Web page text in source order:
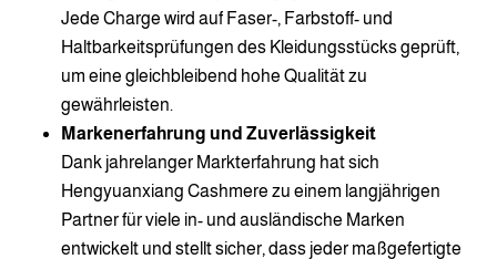
Jede Charge wird auf Faser-, Farbstoff- und
Haltbarkeitsprüfungen des Kleidungsstücks geprüft,
um eine gleichbleibend hohe Qualität zu
gewährleisten.
Markenerfahrung und Zuverlässigkeit
Dank jahrelanger Markterfahrung hat sich
Hengyuanxiang Cashmere zu einem langjährigen
Partner für viele in- und ausländische Marken
entwickelt und stellt sicher, dass jeder maßgefertigte